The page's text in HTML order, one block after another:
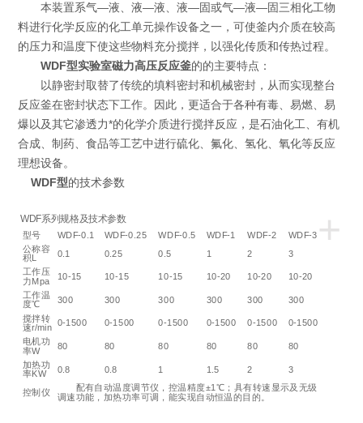
本装置系气—液、液—液、液—固或气—液—固三相化工物
料进行化学反应的化工单元操作设备之一，可使釜内介质在较高
的压力和温度下使这些物料充分搅拌，以强化传质和传热过程。
WDF型实验室磁力高压反应釜的的主要特点：
以静密封取替了传统的填料密封和机械密封，从而实现整台
反应釜在密封状态下工作。因此，更适合于各种有毒、易燃、易
爆以及其它渗透力*的化学介质进行搅拌反应，是石油化工、有机
合成、制药、食品等工艺中进行硫化、氟化、氢化、氧化等反应
理想设备。
WDF型的技术参数
+
WDF系列规格及技术参数
型号 WDF-0.1 WDF-0.25 WDF-0.5 WDF-1 WDF-2
WDF-3
公称容
积L
0.1 0.25 0.5 1 2 3
工作压
力Mpa 10-15 10-15 10-15 10-20 10-20 10-20
工作温
度℃ 300 300 300 300 300
300
搅拌转
速r/min 0-1500 0-1500 0-1500 0-1500 0-1500 0-1500
电机功
率W 80 80 80 80 80
80
加热功
率KW 0.8 0.8 1 1.5 2 3
控制仪
配有自动温度调节仪，控温精度±1℃；具有转速显示及无级
调速功能，加热功率可调，能实现自动恒温的目的。